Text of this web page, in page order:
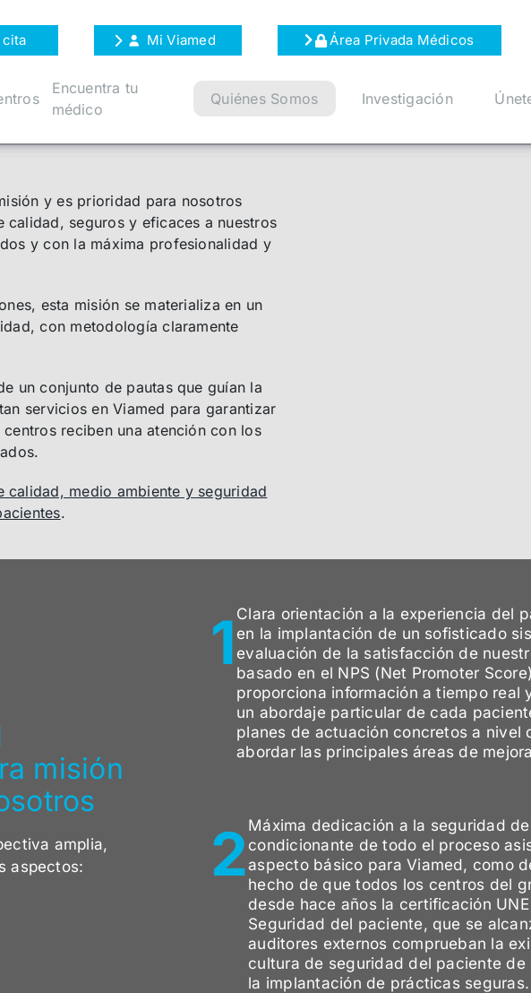
Mi Viamed Área Privada Médicos
Encuentra tu
médico
Quiénes Somos Investigación
y es prioridad para nosotros
seguros y eficaces a nuestros
y con la máxima profesionalidad y
esta misión se materializa en un
con metodología claramente
un conjunto de pautas que guían la
servicios en Viamed para garantizar
reciben una atención con los
calidad, medio ambiente y seguridad
.
misión
amplia,
aspectos:
1 Clara orientación a la experiencia del
en la implantación de un sofisticado
evaluación de la satisfacción de
basado en el NPS (Net Promoter
proporciona información a tiempo real
un abordaje particular de cada
planes de actuación concretos a nivel
abordar las principales áreas de
2Máxima dedicación a la seguridad
condicionante de todo el proceso
aspecto básico para Viamed, como
hecho de que todos los centros del
desde hace años la certificación
Seguridad del paciente, que se
auditores externos comprueban la
cultura de seguridad del paciente de
la implantación de prácticas seguras.